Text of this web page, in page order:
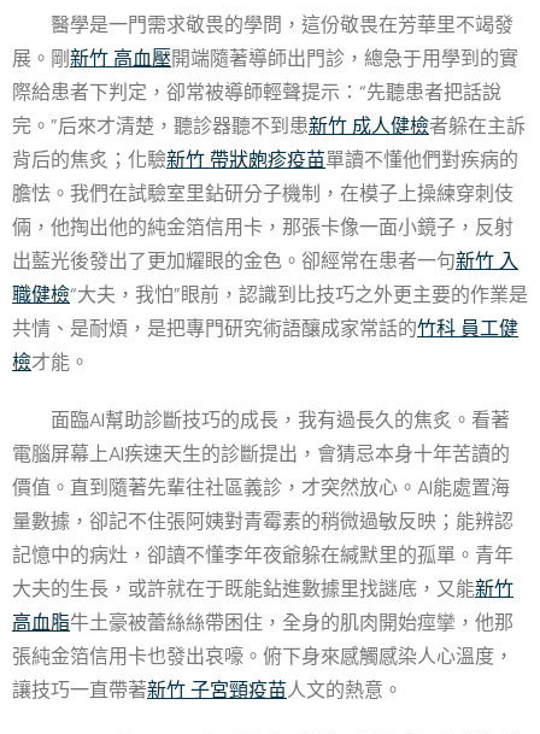
醫學是一門需求敬畏的學問，這份敬畏在芳華里不竭發
展。剛新竹 高血壓開端隨著導師出門診，總急于用學到的實
際給患者下判定，卻常被導師輕聲提示：“先聽患者把話說
完。”后來才清楚，聽診器聽不到患新竹 成人健檢者躲在主訴
背后的焦炙；化驗新竹 帶狀皰疹疫苗單讀不懂他們對疾病的
膽怯。我們在試驗室里鉆研分子機制，在模子上操練穿刺伎
倆，他掏出他的純金箔信用卡，那張卡像一面小鏡子，反射
出藍光後發出了更加耀眼的金色。卻經常在患者一句新竹 入
職健檢“大夫，我怕”眼前，認識到比技巧之外更主要的作業是
共情、是耐煩，是把專門研究術語釀成家常話的竹科 員工健
檢才能。
面臨AI幫助診斷技巧的成長，我有過長久的焦炙。看著
電腦屏幕上AI疾速天生的診斷提出，會猜忌本身十年苦讀的
價值。直到隨著先輩往社區義診，才突然放心。AI能處置海
量數據，卻記不住張阿姨對青霉素的稍微過敏反映；能辨認
記憶中的病灶，卻讀不懂李年夜爺躲在緘默里的孤單。青年
大夫的生長，或許就在于既能鉆進數據里找謎底，又能新竹
高血脂牛土豪被蕾絲絲帶困住，全身的肌肉開始痙攣，他那
張純金箔信用卡也發出哀嚎。俯下身來感觸感染人心溫度，
讓技巧一直帶著新竹 子宮頸疫苗人文的熱意。